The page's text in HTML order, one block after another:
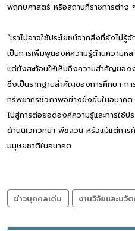
พฤกษศาสตร์ หรือสถานที่ราชการต่าง
“เราไม่อาจใช้ประโยชน์จากสิ่งที่ยังไม่
เป็นการเพิ่มพูนองค์ความรู้ด้านความห
แต่ยังสะท้อนให้เห็นถึงความสำคัญขอ
ซึ่งเป็นรากฐานสำคัญของการศึกษา กา
ทรัพยากรชีวภาพอย่างยั่งยืนในอนาค
ไปสู่การต่อยอดองค์ความรู้และการใช้ป
ด้านนิเวศวิทยา พืชสวน หรือแม้แต่กา
มนุษยชาติในอนาคต
ข่าวบุคคลเด่น งานวิจัยและนวั